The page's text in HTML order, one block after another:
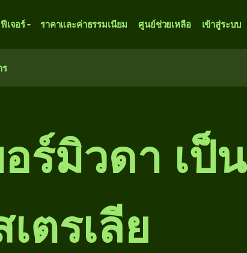
ฟีเจอร์ ราคาและค่าธรรมเนียม ศูนย์ช่วยเหลือ เข้าสู่ระบบ
ร
ร์มิวดา เป็น
ตรเลีย